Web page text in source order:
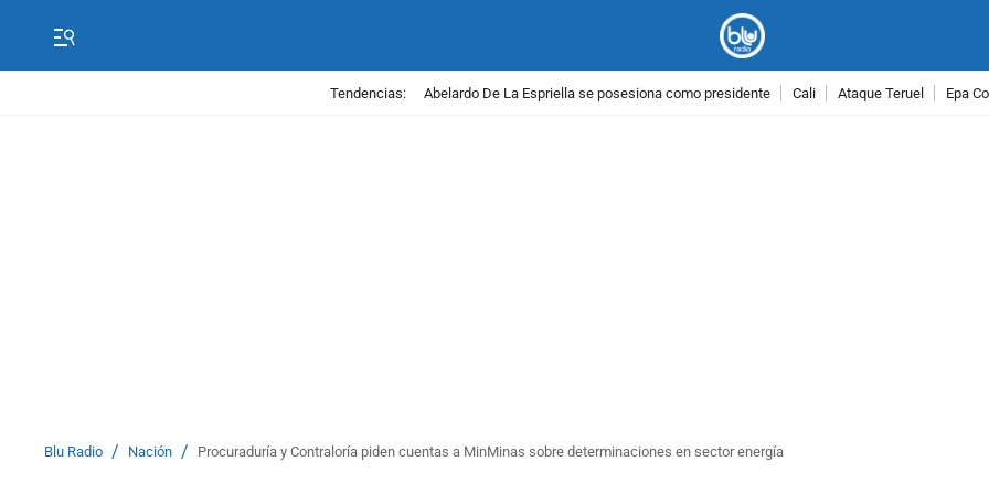
Tendencias: Abelardo De La Espriella se posesiona como presidente Cali Ataque Teruel Epa
Blu Radio / Nación / Procuraduría y Contraloría piden cuentas a MinMinas sobre determinaciones en sector energía